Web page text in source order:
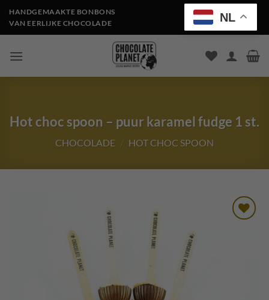
Ga
naar
inhoud
HANDGEMAAKTE BONBONS
VAN EERLIJKE CHOCOLADE
Hot choc spoon – puur karamel fudge 1 st.
CHOCOLADE / HOT CHOC SPOON
NL